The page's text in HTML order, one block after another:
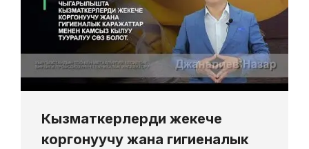
Кызматкерлерди жекече
коргонуучу жана гигиеналык